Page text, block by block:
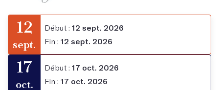
12
sept.
Début : 12 sept. 2026
Fin : 12 sept. 2026
17
oct.
Début : 17 oct. 2026
Fin : 17 oct. 2026